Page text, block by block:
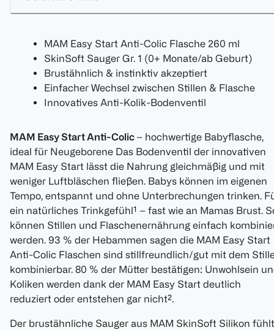
MAM Easy Start Anti-Colic Flasche 260 ml
SkinSoft Sauger Gr. 1 (0+ Monate/ab Geburt)
Brustähnlich & instinktiv akzeptiert
Einfacher Wechsel zwischen Stillen & Flasche
Innovatives Anti-Kolik-Bodenventil
MAM Easy Start Anti-Colic – hochwertige Babyflasche,
ideal für Neugeborene Das Bodenventil der innovativen
MAM Easy Start lässt die Nahrung gleichmäßig und mit
weniger Luftbläschen fließen. Babys können im eigenen
Tempo, entspannt und ohne Unterbrechungen trinken.
ein natürliches Trinkgefühl¹ – fast wie an Mamas Brust.
können Stillen und Flaschenernährung einfach
werden. 93 % der Hebammen sagen die MAM Easy Start
Anti-Colic Flaschen sind stillfreundlich/gut mit dem
kombinierbar. 80 % der Mütter bestätigen: Unwohlsein
Koliken werden dank der MAM Easy Start deutlich
reduziert oder entstehen gar nicht².
Der brustähnliche Sauger aus MAM SkinSoft Silikon fühlt